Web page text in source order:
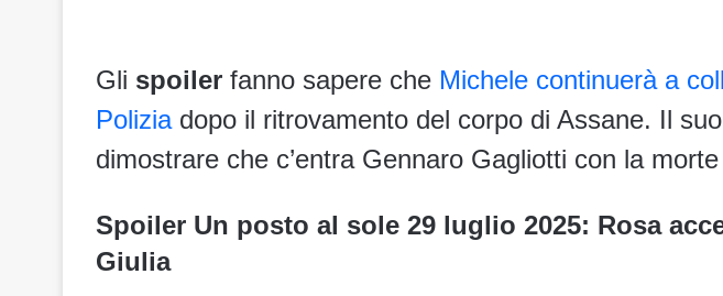
Gli spoiler fanno sapere che Michele continuerà a
Poliziadopo il ritrovamento del corpo di Assane. Il
dimostrare che c’entra Gennaro Gagliotti con la morte
Spoiler Un posto al sole 29 luglio 2025: Rosa
Giulia